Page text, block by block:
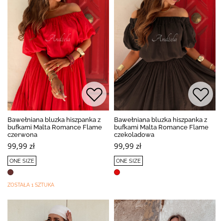
Bawełniana bluzka hiszpanka z
bufkami Malta Romance Flame
czerwona
99,99 zł
ONE SIZE
ZOSTAŁA 1 SZTUKA
Bawełniana bluzka hiszpanka z
bufkami Malta Romance Flame
czekoladowa
99,99 zł
ONE SIZE